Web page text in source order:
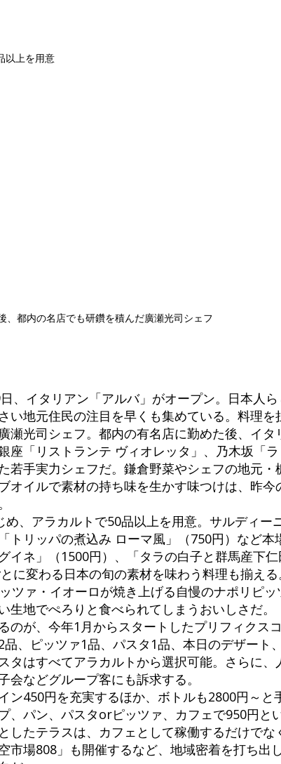
以上を用意
都内の名店でも研鑽を積んだ廣瀬光司シェフ
、イタリアン「アルバ」がオープン。日本人
い地元住民の注目を早くも集めている。料理
瀬光司シェフ。都内の有名店に勤めた後、イタ
座「リストランテ ヴィオレッタ」、乃木坂「
若手実力シェフだ。鎌倉野菜やシェフの地元・
オイルで素材の持ち味を生かす味つけは、昨今
め、アラカルトで50品以上を用意。サルディー
トリッパの煮込み ローマ風」（750円）など本
イネ」（1500円）、「タラの白子と群馬産下
に変わる日本の旬の素材を味わう料理も揃え
ツァ・イオーロが焼き上げる自慢のナポリピ
生地でぺろりと食べられてしまうおいしさだ。
のが、今年1月からスタートしたプリフィクス
、ピッツァ1品、パスタ1品、本日のデザート
タはすべてアラカルトから選択可能。さらに、
などグループ客にも訴求する。
ン450円を充実するほか、ボトルも2800円～と
、パン、パスタorピッツァ、カフェで950円と
したテラスは、カフェとして稼働するだけで
市場808」も開催するなど、地域密着を打ち出